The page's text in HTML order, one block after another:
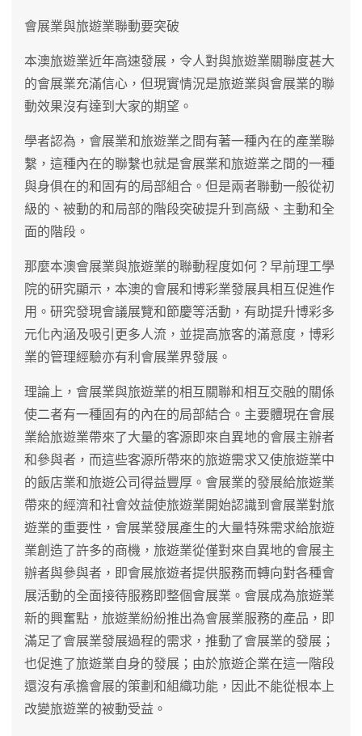
會展業與旅遊業聯動要突破
本澳旅遊業近年高速發展，令人對與旅遊業關聯度甚大
的會展業充滿信心，但現實情況是旅遊業與會展業的聯
動效果沒有達到大家的期望。
學者認為，會展業和旅遊業之間有著一種內在的產業聯
繫，這種內在的聯繫也就是會展業和旅遊業之間的一種
與身俱在的和固有的局部組合。但是兩者聯動一般從初
級的、被動的和局部的階段突破提升到高級、主動和全
面的階段。
那麼本澳會展業與旅遊業的聯動程度如何？早前理工學
院的研究顯示，本澳的會展和博彩業發展具相互促進作
用。研究發現會議展覽和節慶等活動，有助提升博彩多
元化內涵及吸引更多人流，並提高旅客的滿意度，博彩
業的管理經驗亦有利會展業界發展。
理論上，會展業與旅遊業的相互關聯和相互交融的關係
使二者有一種固有的內在的局部結合。主要體現在會展
業給旅遊業帶來了大量的客源即來自異地的會展主辦者
和參與者，而這些客源所帶來的旅遊需求又使旅遊業中
的飯店業和旅遊公司得益豐厚。會展業的發展給旅遊業
帶來的經濟和社會效益使旅遊業開始認識到會展業對旅
遊業的重要性，會展業發展產生的大量特殊需求給旅遊
業創造了許多的商機，旅遊業從僅對來自異地的會展主
辦者與參與者，即會展旅遊者提供服務而轉向對各種會
展活動的全面接待服務即整個會展業。會展成為旅遊業
新的興奮點，旅遊業紛紛推出為會展業服務的產品，即
滿足了會展業發展過程的需求，推動了會展業的發展；
也促進了旅遊業自身的發展；由於旅遊企業在這一階段
還沒有承擔會展的策劃和組織功能，因此不能從根本上
改變旅遊業的被動受益。